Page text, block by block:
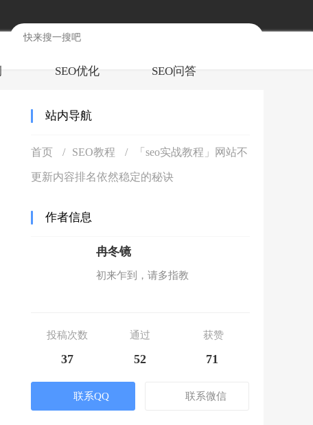
SEO优化 SEO问答
站内导航
首页 SEO教程 「seo实战教程」网站不
更新内容排名依然稳定的秘诀
作者信息
冉冬镜
初来乍到，请多指教
投稿次数 通过 获赞
37 52 71
联系QQ 联系微信